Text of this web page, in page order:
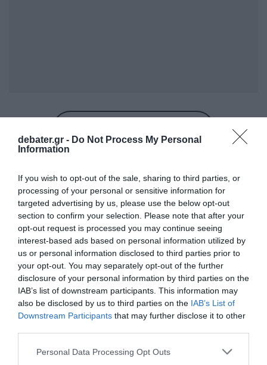
debater.gr - Do Not Process My Personal
Information
If you wish to opt-out of the sale, sharing to third parties, or
processing of your personal or sensitive information for
targeted advertising by us, please use the below opt-out
section to confirm your selection. Please note that after your
opt-out request is processed you may continue seeing
interest-based ads based on personal information utilized by
us or personal information disclosed to third parties prior to
your opt-out. You may separately opt-out of the further
disclosure of your personal information by third parties on the
IAB’s list of downstream participants. This information may
also be disclosed by us to third parties on the IAB’s List of
Downstream Participants that may further disclose it to other
Please note that this website/app uses one or more Google
Personal Data Processing Opt Outs
πηγή στην Google
Ειδήσεις σήμερα
To Ιράν θα διατηρήσει τον αποκλεισμό των
Στενών του Ορμούζ έως ότου οι ΗΠΑ
αποδεχθούν “όλους” τους όρους της
Ιός Δυτικού Νείλου: Έξι θάνατοι τις
τελευταίες ημέρες – Στην Αττική τα
περισσότερα κρούσματα
ΠΑΣΟΚ: Η «Εστία» ανάλωσε τη μισή ύλη
της για να μην πει απολύτως τίποτα και να
επαναλάβει το φαντασιόπληκτο ρεπορτάζ